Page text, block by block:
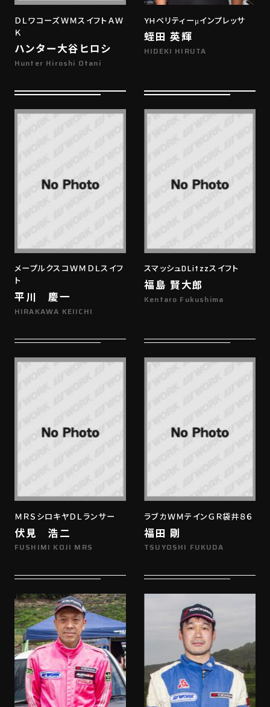
ＤＬワコーズＷＭスイフトＡＷ
Ｋ
ハンター大谷ヒロシ
Hunter Hiroshi Otani
YHベリティーμインプレッサ
蛭田 英輝
HIDEKI HIRUTA
メープルクスコＷＭＤＬスイフ
ト
平川 慶一
HIRAKAWA KEIICHI
スマッシュDLitzzスイフト
福島 賢大郎
Kentaro Fukushima
ＭＲＳシロキヤＤＬランサー
伏見 浩二
FUSHIMI KOJI MRS
ラブカＷＭテインＧＲ袋井８６
福田 剛
TSUYOSHI FUKUDA